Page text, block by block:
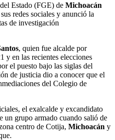
Estado (FGE) de Michoacán
redes sociales y anunció la
de investigación
, quien fue alcalde por
y en las recientes elecciones
el puesto bajo las siglas del
de justicia dio a conocer que el
del Colegio de
el exalcalde y excandidato
un grupo armado cuando salió de
centro de Cotija, Michoacán y